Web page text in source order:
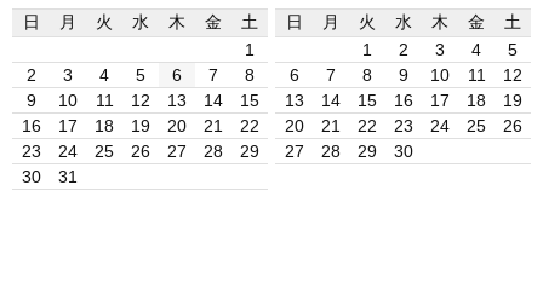
日
月 火 水 木 金
土
1
2
3 4 5 6 7
8
9
10 11 12 13 14
15
16
17 18 19 20 21
22
23
24 25 26 27 28
29
30
31
日
月 火 水 木 金
土
1
2 3 4
5
6
7 8 9 10 11
12
13
14 15 16 17 18
19
20
21 22 23 24 25
26
27
28 29 30